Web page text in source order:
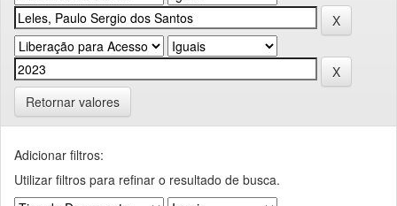
Retornar valores
Adicionar filtros:
Utilizar filtros para refinar o resultado de busca.